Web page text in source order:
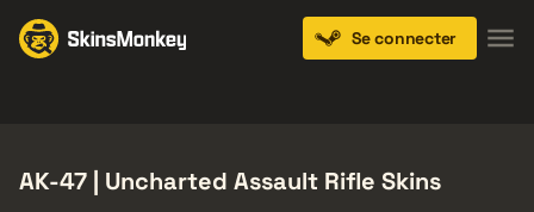
Se connecter
AK-47 | Uncharted Assault Rifle Skins